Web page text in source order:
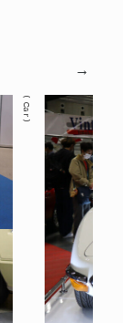
Car